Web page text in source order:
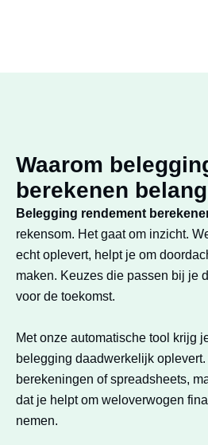
Waarom
berekenen
Belegging rendement
rekensom. Het gaat om inzicht.
echt oplevert, helpt je om
maken. Keuzes die passen bij je
voor de toekomst.
Met onze automatische tool krijg
belegging daadwerkelijk
berekeningen of spreadsheets,
dat je helpt om weloverwogen
nemen.​